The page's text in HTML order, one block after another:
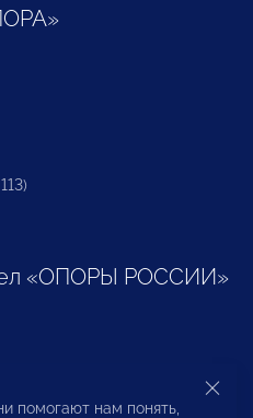
«ОПОРЫ РОССИИ»
и
помогают нам понять,